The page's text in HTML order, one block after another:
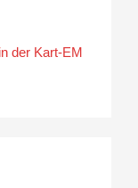
der Kart-EM